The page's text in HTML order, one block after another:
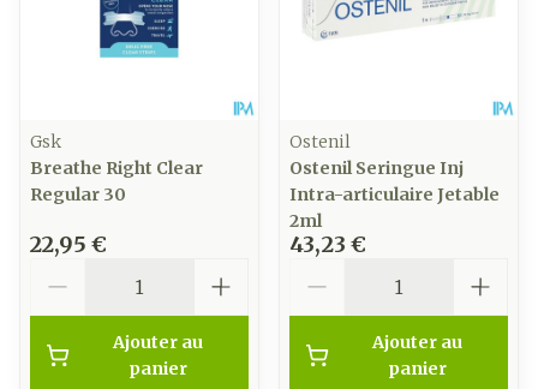
Gsk
Breathe Right Clear
Regular 30
22,95 €
Ajouter au
panier
Ostenil
Ostenil Seringue Inj
Intra-articulaire Jetable
2ml
43,23 €
Ajouter au
panier